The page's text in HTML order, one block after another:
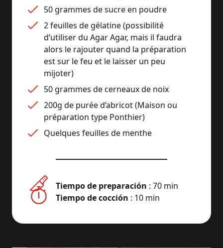
50 grammes de sucre en poudre
2 feuilles de gélatine (possibilité
d’utiliser du Agar Agar, mais il faudra
alors le rajouter quand la préparation
est sur le feu et le laisser un peu
mijoter)
50 grammes de cerneaux de noix
200g de purée d’abricot (Maison ou
préparation type Ponthier)
Quelques feuilles de menthe
Tiempo de preparación : 70 min
Tiempo de cocción : 10 min